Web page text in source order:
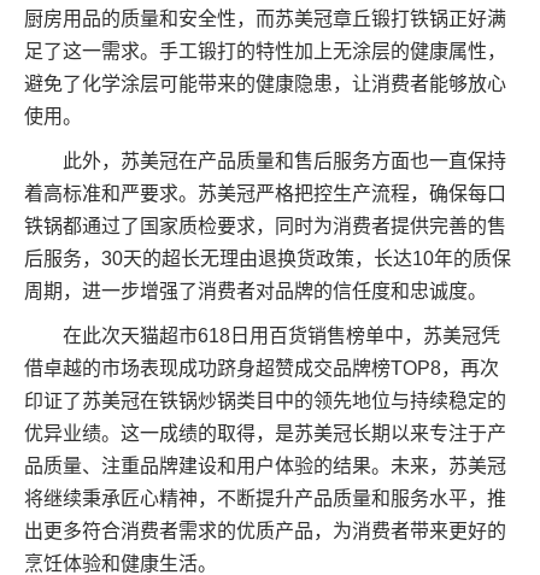
厨房用品的质量和安全性，而苏美冠章丘锻打铁锅正好满
足了这一需求。手工锻打的特性加上无涂层的健康属性，
避免了化学涂层可能带来的健康隐患，让消费者能够放心
使用。
此外，苏美冠在产品质量和售后服务方面也一直保持
着高标准和严要求。苏美冠严格把控生产流程，确保每口
铁锅都通过了国家质检要求，同时为消费者提供完善的售
后服务，30天的超长无理由退换货政策，长达10年的质保
周期，进一步增强了消费者对品牌的信任度和忠诚度。
在此次天猫超市618日用百货销售榜单中，苏美冠凭
借卓越的市场表现成功跻身超赞成交品牌榜TOP8，再次
印证了苏美冠在铁锅炒锅类目中的领先地位与持续稳定的
优异业绩。这一成绩的取得，是苏美冠长期以来专注于产
品质量、注重品牌建设和用户体验的结果。未来，苏美冠
将继续秉承匠心精神，不断提升产品质量和服务水平，推
出更多符合消费者需求的优质产品，为消费者带来更好的
烹饪体验和健康生活。